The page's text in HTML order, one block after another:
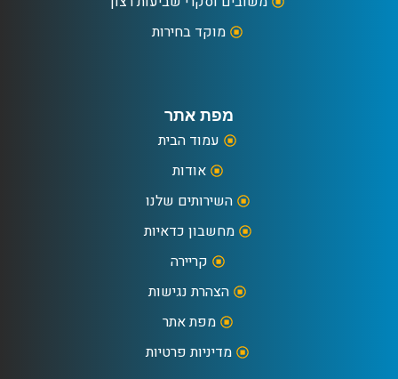
מפת אתר
עמוד הבית
אודות
השירותים שלנו
מחשבון כדאיות
קריירה
הצהרת נגישות
מפת אתר
מדיניות פרטיות
מוקד בחירות